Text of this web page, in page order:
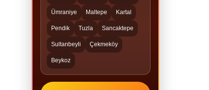
Ümraniye Maltepe Kartal
Pendik Tuzla Sancaktepe
Sultanbeyli Çekmeköy
Beykoz